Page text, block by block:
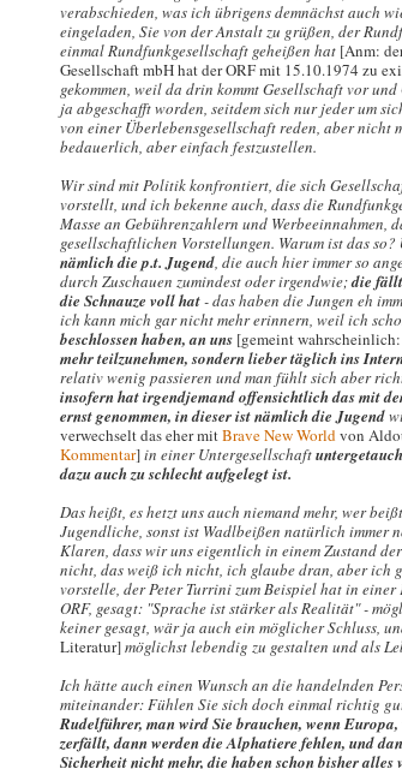
verabschieden, was ich übrigens demnächst auch
eingeladen, Sie von der Anstalt zu grüßen, der
einmal Rundfunkgesellschaft geheißen hat [Anm:
Gesellschaft mbH hat der ORF mit 15.10.1974 zu
gekommen, weil da drin kommt Gesellschaft vor
ja abgeschafft worden, seitdem sich nur jeder um
von einer Überlebensgesellschaft reden, aber nicht
bedauerlich, aber einfach festzustellen.
Wir sind mit Politik konfrontiert, die sich
vorstellt, und ich bekenne auch, dass die
Masse an Gebührenzahlern und
gesellschaftlichen Vorstellungen. Warum ist das so?
nämlich die p.t. Jugend, die auch hier immer so
durch Zuschauen zumindest oder irgendwie;die
die Schnauze voll hat- das haben die Jungen eh
ich kann mich gar nicht mehr erinnern, weil ich
beschlossen haben, an uns [gemeint
mehr teilzunehmen, sondern lieber täglich ins
relativ wenig passieren und man fühlt sich aber
insofern hat irgendjemand offensichtlich das mit
ernst genommen, in dieser ist nämlich die Jugend
verwechselt das eher mitBrave New Worldvon
Kommentar]in einer Untergesellschaft
dazu auch zu schlecht aufgelegt ist.
Das heißt, es hetzt uns auch niemand mehr, wer
Jugendliche, sonst ist Wadlbeißen natürlich immer
Klaren, dass wir uns eigentlich in einem Zustand
nicht, das weiß ich nicht, ich glaube dran, aber ich
vorstelle, der Peter Turrini zum Beispiel hat in
ORF, gesagt: "Sprache ist stärker als Realität" -
keiner gesagt, wär ja auch ein möglicher Schluss,
Literatur]möglichst lebendig zu gestalten und als
Ich hätte auch einen Wunsch an die handelnden
miteinander: Fühlen Sie sich doch einmal richtig
Rudelführer, man wird Sie brauchen, wenn
zerfällt, dann werden die Alphatiere fehlen, und
Sicherheit nicht mehr, die haben schon bisher alles